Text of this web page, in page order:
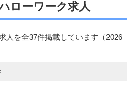
ローワーク求人
人を全37件掲載しています（2026